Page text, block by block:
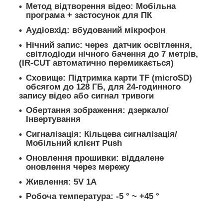
Метод відтворення відео: Мобільна
програма + застосунок для ПК
Аудіовхід: вбудований мікрофон
Нічний запис: через датчик освітлення,
світлодіоди нічного бачення до 7 метрів,
(IR-CUT автоматично перемикається)
Сховище: Підтримка карти TF (microSD)
обсягом до 128 ГБ, для 24-годинного
запису відео або сигнал тривоги
Обертання зображення: дзеркало/
Інвертування
Сигналізація: Кільцева сигналізація/
Мобільний клієнт Push
Оновлення прошивки: віддалене
оновлення через мережу
Живлення: 5V 1A
Робоча температура: -5 ° ~ +45 °